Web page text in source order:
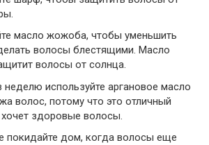
масло жожоба, чтобы уменьшить
волосы блестящими. Масло
волосы от солнца.
неделю используйте аргановое масло
волос, потому что это отличный
хочет здоровые волосы.
покидайте дом, когда волосы еще